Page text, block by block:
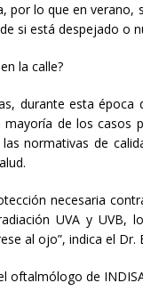
por lo que en
si está despejado o
la calle?
durante esta
de los casos
normativas de
necesaria
UVA y
al ojo”, indica el Dr.
oftalmólogo de